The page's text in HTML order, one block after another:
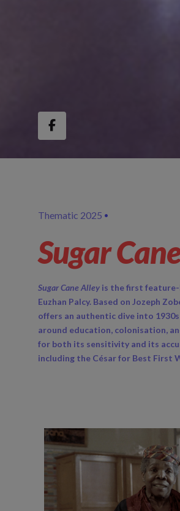
Thematic 2025
Sugar
Sugar Cane Alley is the first
Euzhan Palcy. Based on Jozeph
offers an authentic dive into
around education, colonisation,
for both its sensitivity and its
including the César for Best First